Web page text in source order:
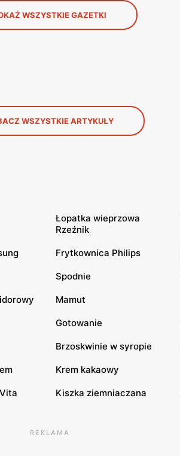
WSZYSTKIE GAZETKI
WSZYSTKIE ARTYKUŁY
Łopatka wieprzowa
Rzeźnik
Frytkownica Philips
Spodnie
Mamut
Gotowanie
Brzoskwinie w syropie
Krem kakaowy
Kiszka ziemniaczana
REKLAMA